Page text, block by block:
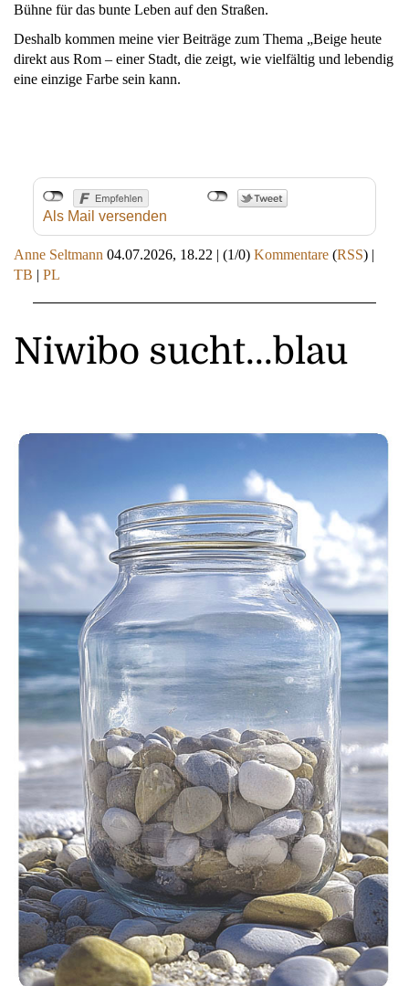
Bühne für das bunte Leben auf den Straßen.
Deshalb kommen meine vier Beiträge zum Thema „Beige heute
direkt aus Rom – einer Stadt, die zeigt, wie vielfältig und lebendig
eine einzige Farbe sein kann.
Als Mail versenden
Anne Seltmann 04.07.2026, 18.22 | (1/0) Kommentare (RSS) |
TB | PL
Niwibo sucht...blau